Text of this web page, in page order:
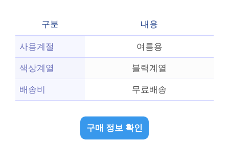
구분 내용
사용계절 여름용
색상계열 블랙계열
배송비 무료배송
구매 정보 확인